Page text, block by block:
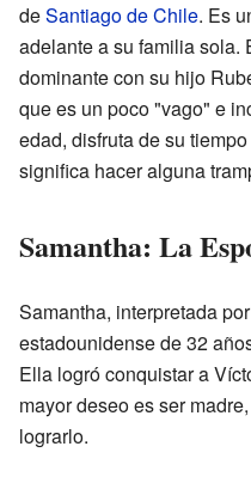
deSantiago de Chile. Es
adelante a su familia sola.
dominante con su hijo
que es un poco "vago" e
edad, disfruta de su
significa hacer alguna
Samantha: La
Samantha, interpretada
estadounidense de 32
Ella logró conquistar a
mayor deseo es ser
lograrlo.